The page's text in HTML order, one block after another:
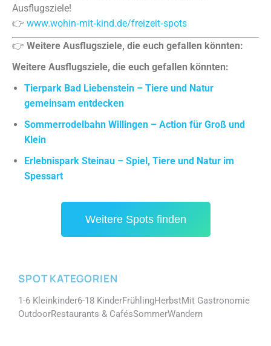
Ausflugsziele!
👉 www.wohin‑mit‑kind.de/freizeit‑spots
👉 Weitere Ausflugsziele, die euch gefallen könnten:
Weitere Ausflugsziele, die euch gefallen könnten:
Tierpark Bad Liebenstein – Tiere und Natur
gemeinsam entdecken
Sommerrodelbahn Willingen – Action für Groß und
Klein
Erlebnispark Steinau – Spiel, Tiere und Natur im
Spessart
Weitere Spots finden
SPOT KATEGORIEN
1-6 Kleinkinder6-18 KinderFrühlingHerbstMit Gastronomie
OutdoorRestaurants & CafésSommerWandern